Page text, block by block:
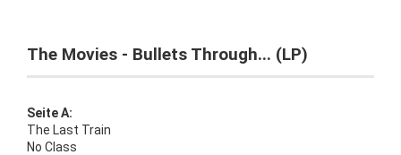
The Movies - Bullets Through... (LP)
Seite A:
The Last Train
No Class